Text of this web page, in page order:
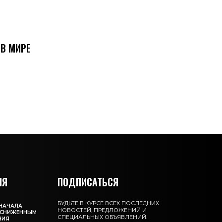
МИРЕ
ПОДПИСАТЬСЯ
БУДЬТЕ В КУРСЕ ВСЕХ ПОСЛЕДНИХ
НОВОСТЕЙ, ПРЕДЛОЖЕНИЙ И
СПЕЦИАЛЬНЫХ ОБЪЯВЛЕНИЙ.